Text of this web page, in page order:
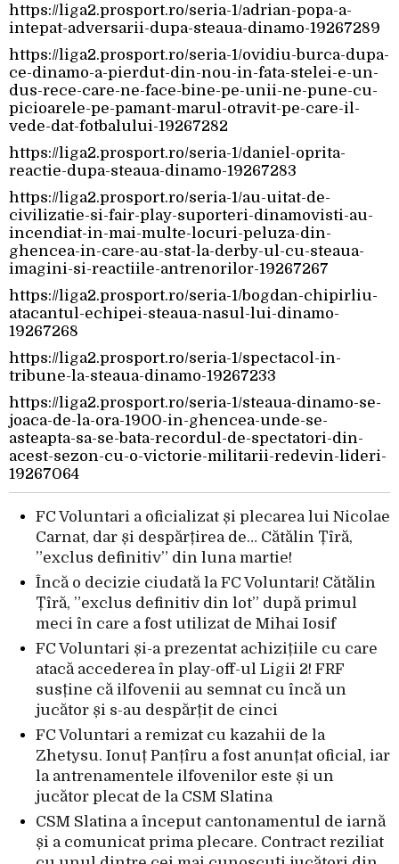
https://liga2.prosport.ro/seria-1/adrian-popa-a-
intepat-adversarii-dupa-steaua-dinamo-19267289
https://liga2.prosport.ro/seria-1/ovidiu-burca-dupa-
ce-dinamo-a-pierdut-din-nou-in-fata-stelei-e-un-
dus-rece-care-ne-face-bine-pe-unii-ne-pune-cu-
picioarele-pe-pamant-marul-otravit-pe-care-il-
vede-dat-fotbalului-19267282
https://liga2.prosport.ro/seria-1/daniel-oprita-
reactie-dupa-steaua-dinamo-19267283
https://liga2.prosport.ro/seria-1/au-uitat-de-
civilizatie-si-fair-play-suporteri-dinamovisti-au-
incendiat-in-mai-multe-locuri-peluza-din-
ghencea-in-care-au-stat-la-derby-ul-cu-steaua-
imagini-si-reactiile-antrenorilor-19267267
https://liga2.prosport.ro/seria-1/bogdan-chipirliu-
atacantul-echipei-steaua-nasul-lui-dinamo-
19267268
https://liga2.prosport.ro/seria-1/spectacol-in-
tribune-la-steaua-dinamo-19267233
https://liga2.prosport.ro/seria-1/steaua-dinamo-se-
joaca-de-la-ora-1900-in-ghencea-unde-se-
asteapta-sa-se-bata-recordul-de-spectatori-din-
acest-sezon-cu-o-victorie-militarii-redevin-lideri-
19267064
FC Voluntari a oficializat și plecarea lui Nicolae
Carnat, dar și despărțirea de… Cătălin Țîră,
”exclus definitiv” din luna martie!
Încă o decizie ciudată la FC Voluntari! Cătălin
Țîră, ”exclus definitiv din lot” după primul
meci în care a fost utilizat de Mihai Iosif
FC Voluntari și-a prezentat achizițiile cu care
atacă accederea în play-off-ul Ligii 2! FRF
susține că ilfovenii au semnat cu încă un
jucător și s-au despărțit de cinci
FC Voluntari a remizat cu kazahii de la
Zhetysu. Ionuț Panțîru a fost anunțat oficial, iar
la antrenamentele ilfovenilor este și un
jucător plecat de la CSM Slatina
CSM Slatina a început cantonamentul de iarnă
și a comunicat prima plecare. Contract reziliat